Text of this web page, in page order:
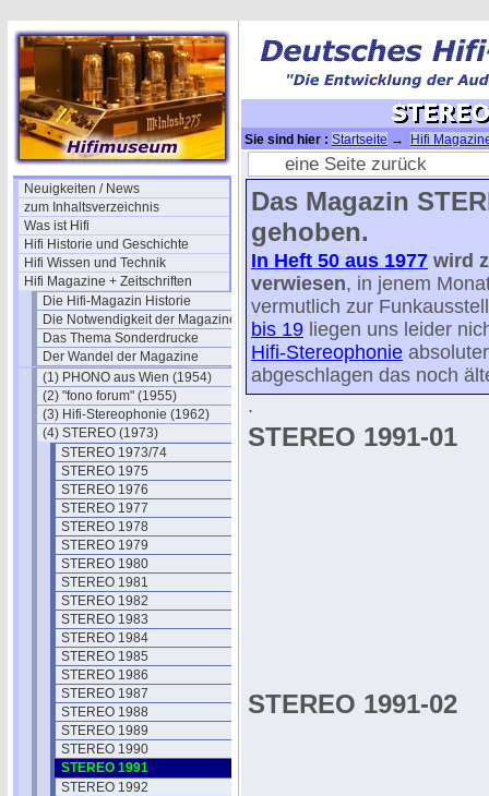
Neuigkeiten / News
zum Inhaltsverzeichnis
Was ist Hifi
Hifi Historie und Geschichte
Hifi Wissen und Technik
Hifi Magazine + Zeitschriften
Die Hifi-Magazin Historie
Die Notwendigkeit der Magazine
Das Thema Sonderdrucke
Der Wandel der Magazine
(1) PHONO aus Wien (1954)
(2) "fono forum" (1955)
(3) Hifi-Stereophonie (1962)
(4) STEREO (1973)
STEREO 1973/74
STEREO 1975
STEREO 1976
STEREO 1977
STEREO 1978
STEREO 1979
STEREO 1980
STEREO 1981
STEREO 1982
STEREO 1983
STEREO 1984
STEREO 1985
STEREO 1986
STEREO 1987
STEREO 1988
STEREO 1989
STEREO 1990
STEREO 1991
STEREO 1992
Sie sind hier : Startseite → Hifi
eine Seite zurück
Das Magazin
gehoben.
In Heft 50 aus 1977 wird
verwiesen, in jenem
vermutlich zur
bis 19 liegen uns leider
Hifi-Stereophonie
abgeschlagen das noch
.
STEREO 1991-01
STEREO 1991-02